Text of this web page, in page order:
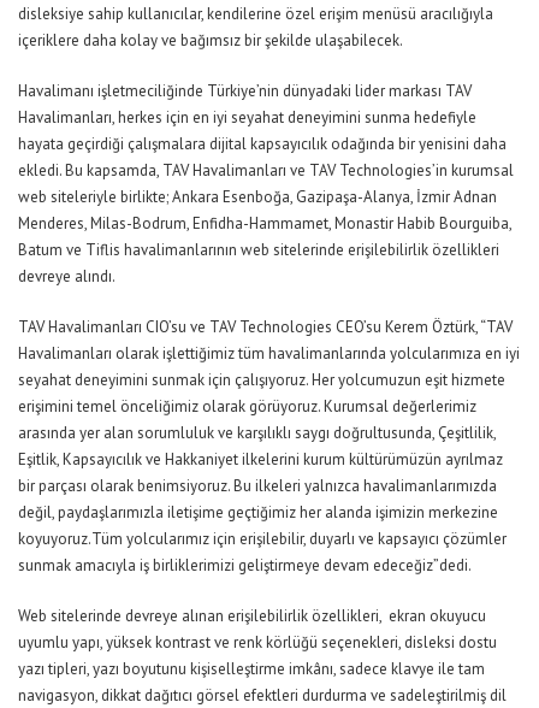
disleksiye sahip kullanıcılar, kendilerine özel erişim menüsü aracılığıyla
içeriklere daha kolay ve bağımsız bir şekilde ulaşabilecek.
Havalimanı işletmeciliğinde Türkiye’nin dünyadaki lider markası TAV
Havalimanları, herkes için en iyi seyahat deneyimini sunma hedefiyle
hayata geçirdiği çalışmalara dijital kapsayıcılık odağında bir yenisini daha
ekledi. Bu kapsamda, TAV Havalimanları ve TAV Technologies’in kurumsal
web siteleriyle birlikte; Ankara Esenboğa, Gazipaşa-Alanya, İzmir Adnan
Menderes, Milas-Bodrum, Enfidha-Hammamet, Monastir Habib Bourguiba,
Batum ve Tiflis havalimanlarının web sitelerinde erişilebilirlik özellikleri
devreye alındı.
TAV Havalimanları CIO’su ve TAV Technologies CEO’su Kerem Öztürk,“TAV
Havalimanları olarak işlettiğimiz tüm havalimanlarında yolcularımıza en iyi
seyahat deneyimini sunmak için çalışıyoruz.Her yolcumuzun eşit hizmete
erişimini temel önceliğimiz olarak görüyoruz.Kurumsal değerlerimiz
arasında yer alan sorumluluk ve karşılıklı saygı doğrultusunda, Çeşitlilik,
Eşitlik, Kapsayıcılık ve Hakkaniyet ilkelerini kurum kültürümüzün ayrılmaz
bir parçası olarak benimsiyoruz. Bu ilkeleri yalnızca havalimanlarımızda
değil, paydaşlarımızla iletişime geçtiğimiz her alanda işimizin merkezine
koyuyoruz.Tüm yolcularımız için erişilebilir, duyarlı ve kapsayıcı çözümler
sunmak amacıyla iş birliklerimizi geliştirmeye devam edeceğiz”dedi.
Web sitelerinde devreye alınan erişilebilirlik özellikleri, ekran okuyucu
uyumlu yapı, yüksek kontrast ve renk körlüğü seçenekleri, disleksi dostu
yazı tipleri, yazı boyutunu kişiselleştirme imkânı, sadece klavye ile tam
navigasyon, dikkat dağıtıcı görsel efektleri durdurma ve sadeleştirilmiş dil